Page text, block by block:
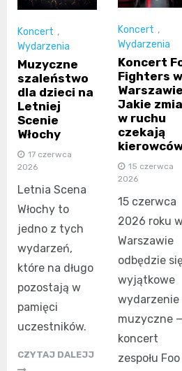
Koncert ,
Wydarzenia
Muzyczne
szaleństwo
dla dzieci na
Letniej
Scenie
Włochy
17 czerwca
2026
Letnia Scena
Włochy to
jedno z tych
wydarzeń,
które na długo
pozostają w
pamięci
uczestników.
CZYTAJ DALEJJ
Koncert ,
Wydarzenia
Koncert
Fighters w
Jakie
w ruchu
czekają
15 czerwca
2026
15 czerwca
2026 roku
Warszawie
odbędzie
wyjątkowe
wydarzenie
muzyczne
koncert
zespołu Foo